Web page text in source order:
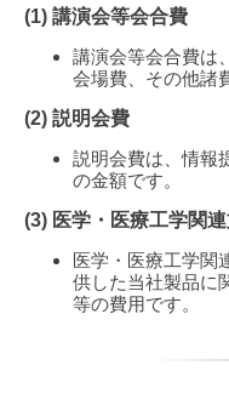
(1) 講演会等会合費
講演会等会合費は
会場費、その他諸
(2) 説明会費
説明会費は、情報
の金額です。
(3) 医学・医療工学関
医学・医療工学関
供した当社製品に
等の費用です。